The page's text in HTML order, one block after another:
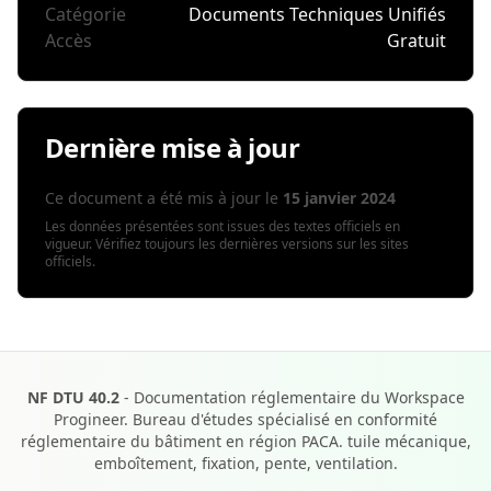
Catégorie
Documents Techniques Unifiés
Accès
Gratuit
Dernière mise à jour
Ce document a été mis à jour le 15 janvier 2024
Les données présentées sont issues des textes officiels en
vigueur. Vérifiez toujours les dernières versions sur les sites
officiels.
NF DTU 40.2- Documentation réglementaire du Workspace
Progineer. Bureau d'études spécialisé en conformité
réglementaire du bâtiment en région PACA. tuile mécanique,
emboîtement, fixation, pente, ventilation.